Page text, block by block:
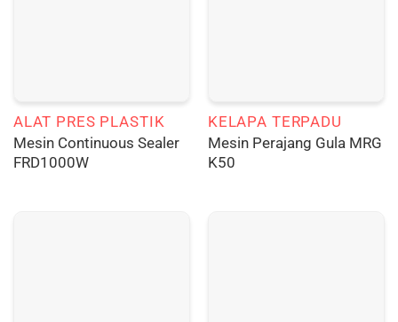
ALAT PRES PLASTIK
Mesin Continuous Sealer
FRD1000W
KELAPA TERPADU
Mesin Perajang Gula MRG
K50